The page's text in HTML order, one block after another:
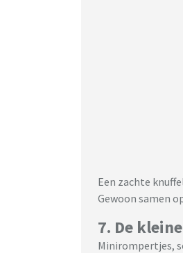
Een zachte
Gewoon samen
7. De
Minirompertjes,